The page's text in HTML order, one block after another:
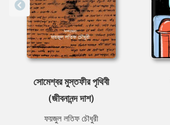
সোমেশ্বর মুস্তফীর পৃথিবী
(জীবনানন্দ দাশ)
ফয়জুল লতিফ চৌধুরী